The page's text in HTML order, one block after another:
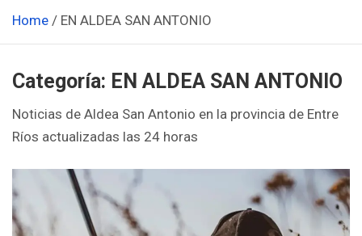
Home EN ALDEA SAN ANTONIO
Categoría: EN ALDEA SAN ANTONIO
Noticias de Aldea San Antonio en la provincia de Entre
Ríos actualizadas las 24 horas